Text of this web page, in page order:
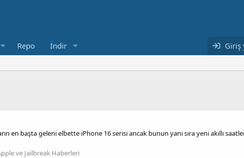
Repo İndir Giriş
en başta geleni elbette iPhone 16 serisi ancak bunun yanı sıra yeni akıllı
ve Jailbreak Haberleri